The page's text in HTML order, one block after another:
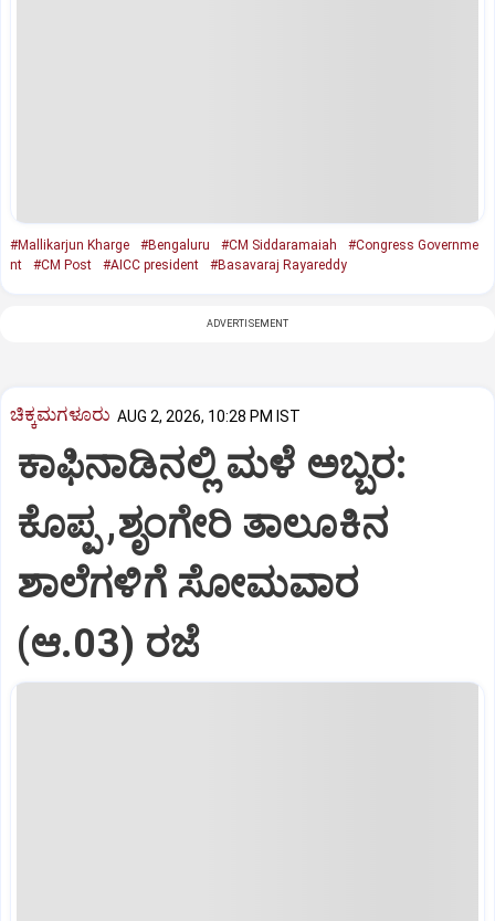
#Mallikarjun Kharge #Bengaluru #CM Siddaramaiah
#Congress Governme
nt
#CM Post #AICC president #Basavaraj Rayareddy
ADVERTISEMENT
ಚಿಕ್ಕಮಗಳೂರು AUG 2, 2026, 10:28 PM IST
ಕಾಫಿನಾಡಿನಲ್ಲಿ ಮಳೆ ಅಬ್ಬರ:
ಕೊಪ್ಪ ,ಶೃಂಗೇರಿ ತಾಲೂಕಿನ
ಶಾಲೆಗಳಿಗೆ ಸೋಮವಾರ
(ಆ.03) ರಜೆ